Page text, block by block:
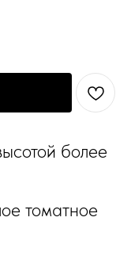
более
томатное